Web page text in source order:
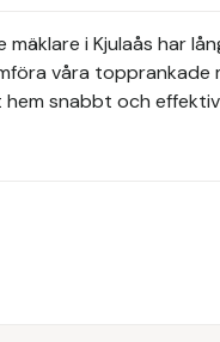
i Kjulaås har
våra topprankade
snabbt och